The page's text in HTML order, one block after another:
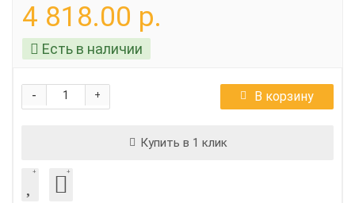
4 818.00 р.
Есть в наличии
+
- В корзину
Купить в 1 клик